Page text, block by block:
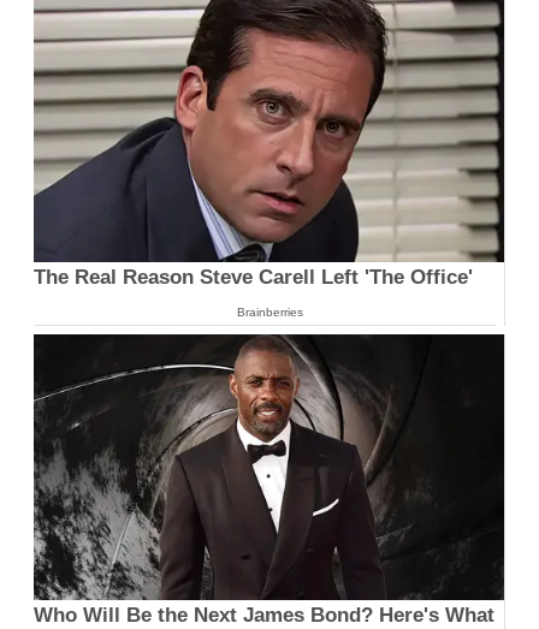
The Real Reason Steve Carell Left 'The Office'
Brainberries
Who Will Be the Next James Bond? Here's What